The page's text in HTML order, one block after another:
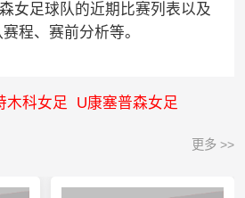
女足球队的近期比赛列表以及
程、赛前分析等。
木科女足 U康塞普森女足
更多 >>